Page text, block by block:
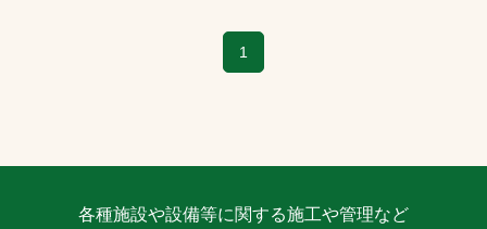
1
各種施設や設備等に関する施工や管理など